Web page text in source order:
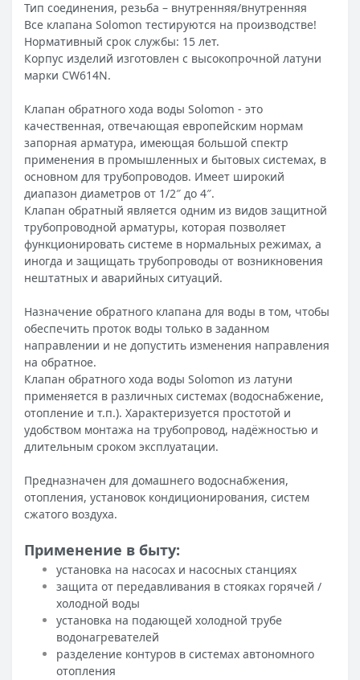
Тип соединения, резьба – внутренняя/внутренняя
Все клапана Solomon тестируются на производстве!
Нормативный срок службы: 15 лет.
Корпус изделий изготовлен с высокопрочной латуни
марки CW614N.
Клапан обратного хода воды Solomon - это
качественная, отвечающая европейским нормам
запорная арматура, имеющая большой спектр
применения в промышленных и бытовых системах, в
основном для трубопроводов. Имеет широкий
диапазон диаметров от 1/2″ до 4″.
Клапан обратный является одним из видов защитной
трубопроводной арматуры, которая позволяет
функционировать системе в нормальных режимах, а
иногда и защищать трубопроводы от возникновения
нештатных и аварийных ситуаций.
Назначение обратного клапана для воды в том, чтобы
обеспечить проток воды только в заданном
направлении и не допустить изменения направления
на обратное.
Клапан обратного хода воды Solomon из латуни
применяется в различных системах (водоснабжение,
отопление и т.п.). Характеризуется простотой и
удобством монтажа на трубопровод, надёжностью и
длительным сроком эксплуатации.
Предназначен для домашнего водоснабжения,
отопления, установок кондиционирования, систем
сжатого воздуха.
Применение в быту:
установка на насосах и насосных станциях
защита от передавливания в стояках горячей /
холодной воды
установка на подающей холодной трубе
водонагревателей
разделение контуров в системах автономного
отопления